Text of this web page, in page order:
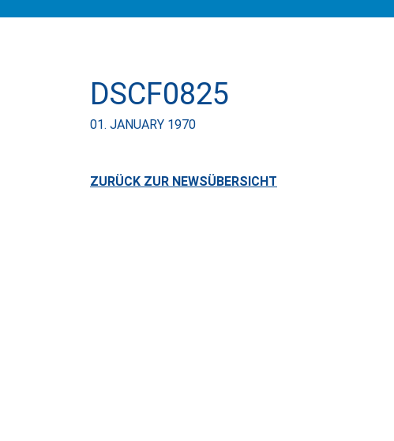
DSCF0825
01. JANUARY 1970
ZURÜCK ZUR NEWSÜBERSICHT